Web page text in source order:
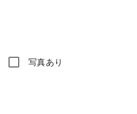
写真あり